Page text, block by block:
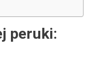
peruki: